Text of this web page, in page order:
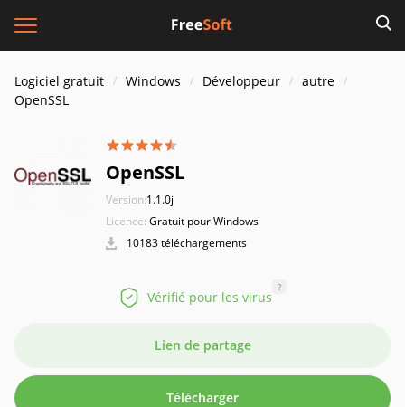
Logiciel gratuit Windows Développeur
autre
OpenSSL
OpenSSL
Version:1.1.0j
Licence: Gratuit pour Windows
10183 téléchargements
Vérifié pour les virus
?
Lien de partage
Télécharger